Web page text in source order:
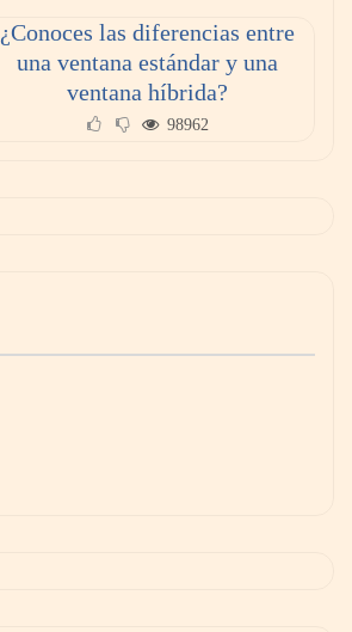
¿Conoces las diferencias entre
una ventana estándar y una
ventana híbrida?
98962